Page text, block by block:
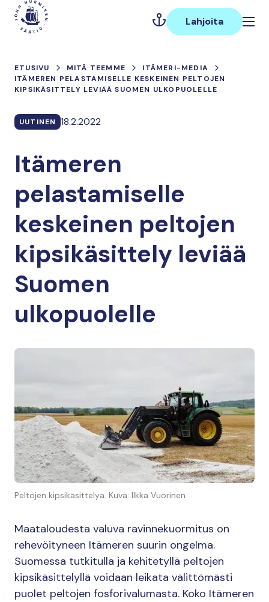
Hyppää
sisältöön
Päävalikko
Lahjoita
ETUSIVU MITÄ TEEMME
ITÄMERI-MEDIA
ITÄMEREN PELASTAMISELLE KESKEINEN PELTOJEN
KIPSIKÄSITTELY LEVIÄÄ SUOMEN ULKOPUOLELLE
UUTINEN 18.2.2022
Itämeren
pelastamiselle
keskeinen peltojen
kipsikäsittely leviää
Suomen
ulkopuolelle
Peltojen kipsikäsittelyä. Kuva: Ilkka Vuorinen
Maataloudesta valuva ravinnekuormitus on
rehevöityneen Itämeren suurin ongelma.
Suomessa tutkitulla ja kehitetyllä peltojen
kipsikäsittelyllä voidaan leikata välittömästi
puolet peltojen fosforivalumasta. Koko Itämeren